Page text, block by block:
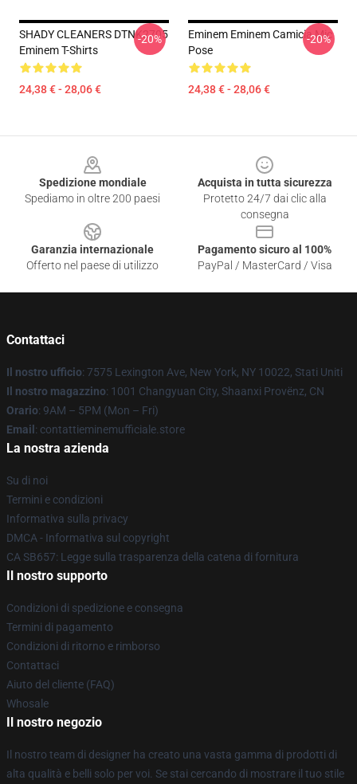
SHADY CLEANERS DTNK2705
Eminem T-Shirts
24,38 € - 28,06 €
-20%
Eminem Eminem Camicia Mic
Pose
24,38 € - 28,06 €
-20%
Spedizione mondiale
Spediamo in oltre 200 paesi
Acquista in tutta sicurezza
Protetto 24/7 dai clic alla
consegna
Garanzia internazionale
Offerto nel paese di utilizzo
Pagamento sicuro al 100%
PayPal / MasterCard / Visa
Contattaci
Il nostro ufficio: 7575 Lexington Ave, New York, NY 10022, Stati Uniti
Il nostro magazzino: 1001 Changyuan City, Shaanxi Provënz, CN
Orario: 9AM – 5PM (Mon – Fri)
Email : contattieminemufficiale.store
La nostra azienda
Su di noi
Termini e condizioni
Informativa sulla privacy
DMCA - Informativa sul copyright
CA SB657: Legge sulla trasparenza della catena di fornitura
Il nostro supporto
Condizioni di spedizione e consegna
Termini di pagamento
Condizioni di ritorno e rimborso
Contattaci
Aiuto del cliente (FAQ)
Whosale
Il nostro negozio
Il nostro team di designer ha creato una vasta gamma di prodotti di
alta qualità e belli solo per voi. Se stai cercando di mostrare il tuo stile